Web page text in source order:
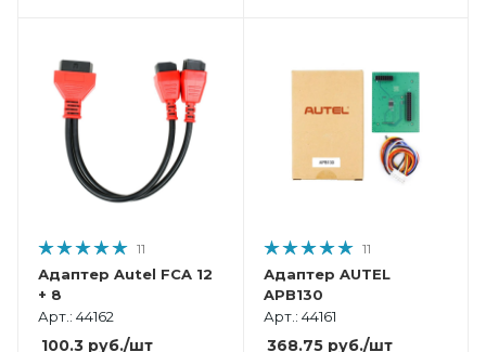
11
Адаптер Autel FCA 12
+ 8
Арт.: 44162
100.3 руб./шт
11
Адаптер AUTEL
APB130
Арт.: 44161
368.75руб./шт